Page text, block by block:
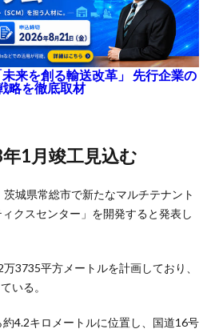
来を創る輸送改革」 先行企業の
略を徹底取材
年1月竣工見込む
城県常総市で新たなマルチテナント
クスセンター」を開発すると発表し
3735平方メートルを計画しており、
いる。
4.2キロメートルに位置し、国道16号